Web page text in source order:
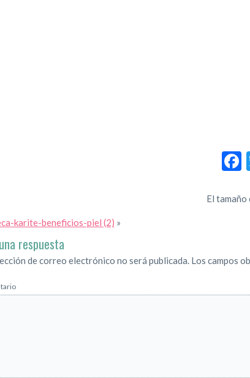
El tamaño
karite-beneficios-piel (2) »
respuesta
de correo electrónico no será publicada.Los campos